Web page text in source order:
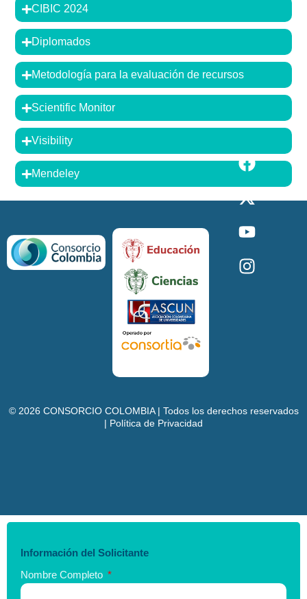
CIBIC 2024
Diplomados
Metodología para la evaluación de recursos
Scientific Monitor
Visibility
Mendeley
© 2026 CONSORCIO COLOMBIA | Todos los derechos reservados
| Política de Privacidad
Información del Solicitante
Nombre Completo